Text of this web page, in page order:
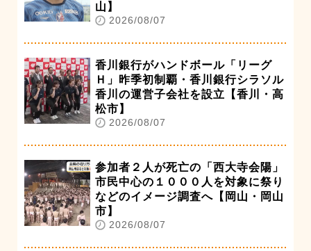
山】
2026/08/07
香川銀行がハンドボール「リーグ
Ｈ」昨季初制覇・香川銀行シラソル
香川の運営子会社を設立【香川・高
松市】
2026/08/07
参加者２人が死亡の「西大寺会陽」
市民中心の１０００人を対象に祭り
などのイメージ調査へ【岡山・岡山
市】
2026/08/07